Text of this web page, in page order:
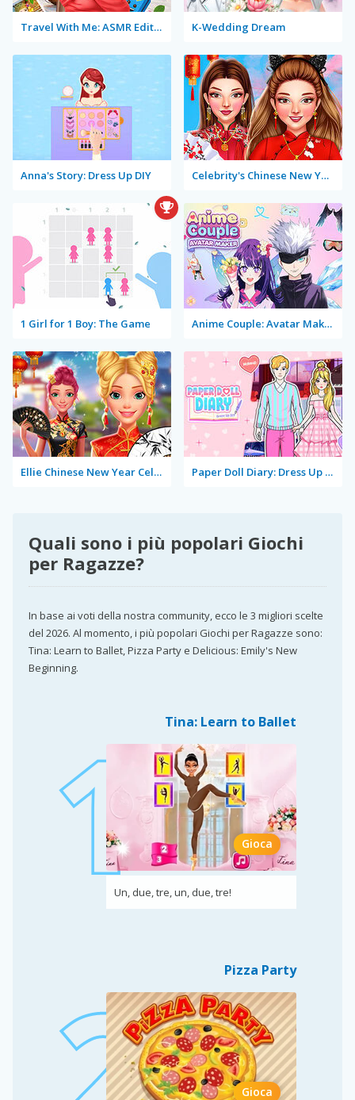
Travel With Me: ASMR Edition K-Wedding Dream
Anna's Story: Dress Up DIY Celebrity's Chinese New Year Look
1 Girl for 1 Boy: The Game Anime Couple: Avatar Maker
Ellie Chinese New Year Celebration Paper Doll Diary: Dress Up DIY
Quali sono i più popolari Giochi
per Ragazze?
In base ai voti della nostra community, ecco le 3 migliori scelte
del 2026. Al momento, i più popolari Giochi per Ragazze sono:
Tina: Learn to Ballet, Pizza Party e Delicious: Emily's New
Beginning.
Tina: Learn to Ballet
Gioca
Un, due, tre, un, due, tre!
Pizza Party
Gioca